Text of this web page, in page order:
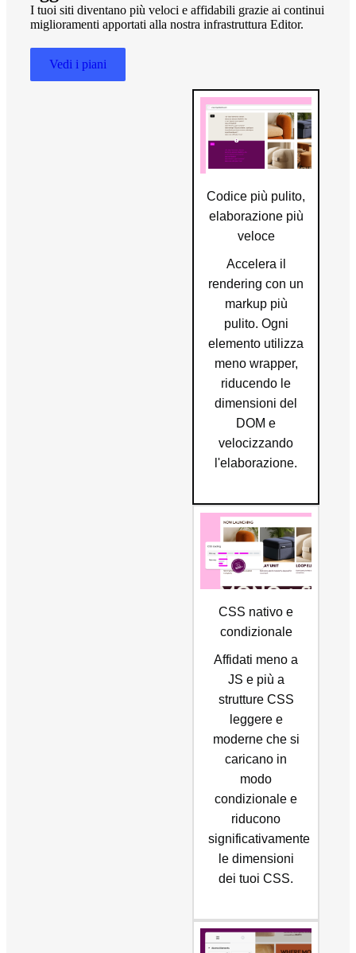
I tuoi siti diventano più veloci e affidabili grazie ai continui
miglioramenti apportati alla nostra infrastruttura Editor.
Vedi i piani
Codice più pulito,
elaborazione più
veloce
Accelera il
rendering con un
markup più
pulito. Ogni
elemento utilizza
meno wrapper,
riducendo le
dimensioni del
DOM e
velocizzando
l'elaborazione.
CSS nativo e
condizionale
Affidati meno a
JS e più a
strutture CSS
leggere e
moderne che si
caricano in
modo
condizionale e
riducono
significativamente
le dimensioni
dei tuoi CSS.